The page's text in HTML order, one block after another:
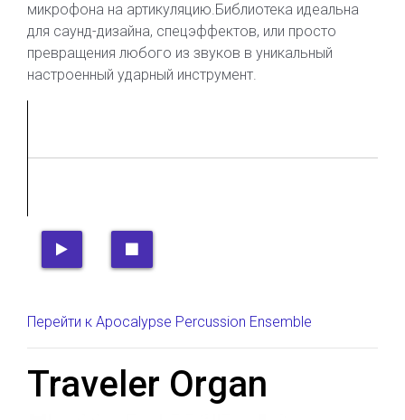
микрофона на артикуляцию.Библиотека идеальна
для саунд-дизайна, спецэффектов, или просто
превращения любого из звуков в уникальный
настроенный ударный инструмент.
Перейти к Apocalypse Percussion Ensemble
Traveler Organ